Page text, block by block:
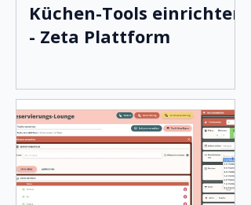
Küchen-Tools einrichten
- Zeta Plattform